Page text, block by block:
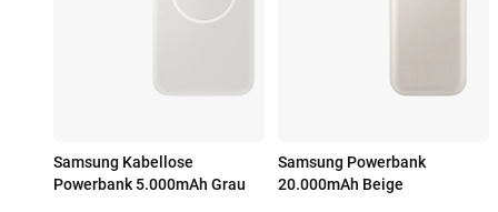
Samsung Kabellose
Powerbank 5.000mAh Grau
Samsung Powerbank
20.000mAh Beige